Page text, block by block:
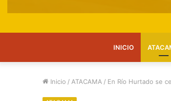
INICIO
Inicio / ATACAMA / En Río Hurtado se